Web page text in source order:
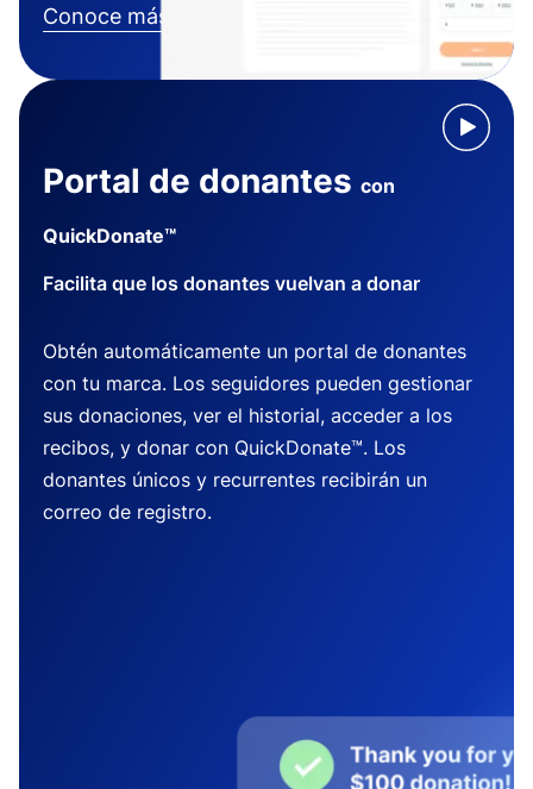
Conoce más
Portal de donantes con
QuickDonate™
Facilita que los donantes vuelvan a donar
Obtén automáticamente un portal de donantes
con tu marca. Los seguidores pueden gestionar
sus donaciones, ver el historial, acceder a los
recibos, y donar con QuickDonate™. Los
donantes únicos y recurrentes recibirán un
correo de registro.